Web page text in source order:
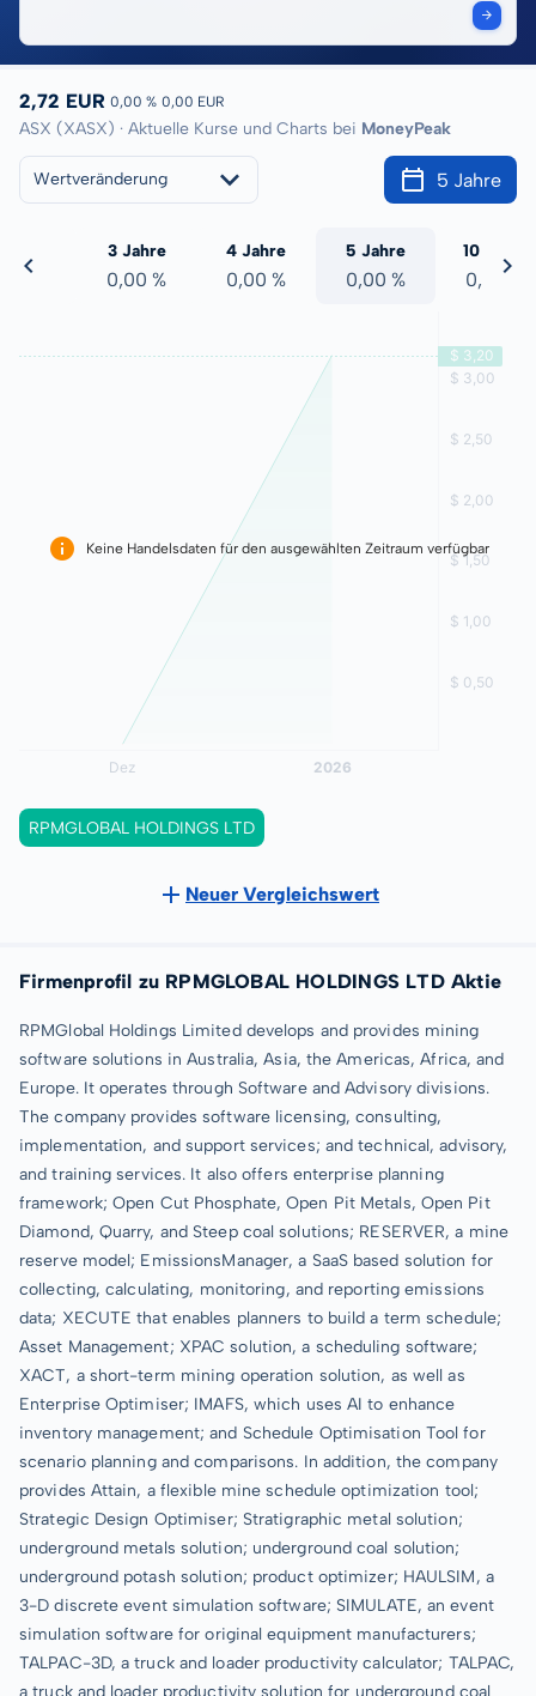
2,72 EUR 0,00 % 0,00 EUR
ASX (XASX) · Aktuelle Kurse und Charts bei MoneyPeak
Wertveränderung 5 Jahre
%
3 Jahre
0,00 %
4 Jahre
0,00 %
5 Jahre
0,00 %
10 Jahre
0,00 %
Keine Handelsdaten für den ausgewählten Zeitraum verfügbar
RPMGLOBAL HOLDINGS LTD
Neuer Vergleichswert
Firmenprofil zu RPMGLOBAL HOLDINGS LTD Aktie
RPMGlobal Holdings Limited develops and provides mining
software solutions in Australia, Asia, the Americas, Africa, and
Europe. It operates through Software and Advisory divisions.
The company provides software licensing, consulting,
implementation, and support services; and technical, advisory,
and training services. It also offers enterprise planning
framework; Open Cut Phosphate, Open Pit Metals, Open Pit
Diamond, Quarry, and Steep coal solutions; RESERVER, a mine
reserve model; EmissionsManager, a SaaS based solution for
collecting, calculating, monitoring, and reporting emissions
data; XECUTE that enables planners to build a term schedule;
Asset Management; XPAC solution, a scheduling software;
XACT, a short-term mining operation solution, as well as
Enterprise Optimiser; IMAFS, which uses AI to enhance
inventory management; and Schedule Optimisation Tool for
scenario planning and comparisons. In addition, the company
provides Attain, a flexible mine schedule optimization tool;
Strategic Design Optimiser; Stratigraphic metal solution;
underground metals solution; underground coal solution;
underground potash solution; product optimizer; HAULSIM, a
3-D discrete event simulation software; SIMULATE, an event
simulation software for original equipment manufacturers;
TALPAC-3D, a truck and loader productivity calculator; TALPAC,
a truck and loader productivity solution for underground coal